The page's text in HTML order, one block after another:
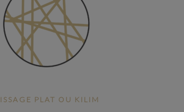
PLAT OU KILIM